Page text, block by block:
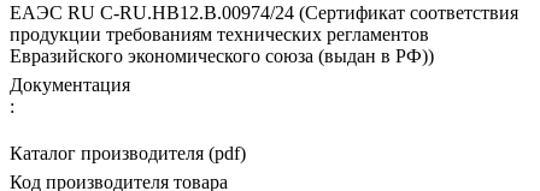
ЕАЭС RU С-RU.НВ12.В.00974/24 (Сертификат соответствия
продукции требованиям технических регламентов
Евразийского экономического союза (выдан в РФ))
Документация
:
Каталог производителя (pdf)
Код производителя товара